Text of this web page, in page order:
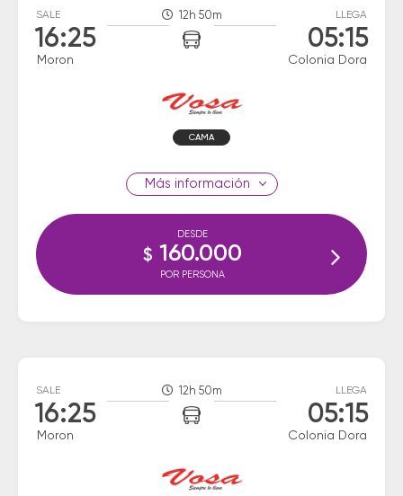
SALE
16:25
Moron
12h 50m LLEGA
05:15
Colonia Dora
CAMA
información
DESDE
$ 160.000
POR PERSONA
SALE
16:25
Moron
12h 50m LLEGA
05:15
Colonia Dora